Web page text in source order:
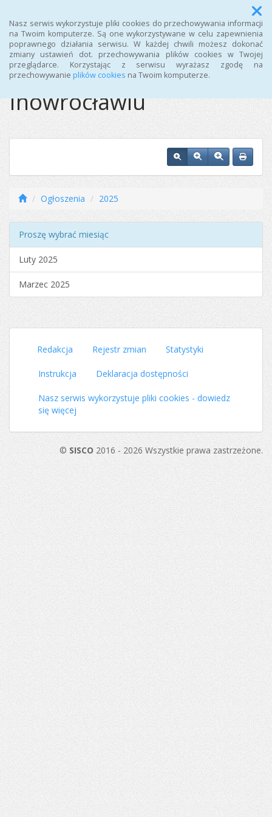
Nasz serwis wykorzystuje pliki cookies do przechowywania informacji
na Twoim komputerze. Są one wykorzystywane w celu zapewnienia
poprawnego działania serwisu. W każdej chwili możesz dokonać
zmiany ustawień dot. przechowywania plików cookies w Twojej
przeglądarce. Korzystając z serwisu wyrażasz zgodę na
przechowywanie plików cookies na Twoim komputerze.
Menu
Ośrodek Sportu i
Rekreacji w
Inowrocławiu
Ogłoszenia 2025
Proszę wybrać miesiąc
Luty 2025
Marzec 2025
Redakcja Rejestr zmian Statystyki
Instrukcja Deklaracja dostępności
Nasz serwis wykorzystuje pliki cookies - dowiedz
się więcej
© SISCO 2016 - 2026 Wszystkie prawa zastrzeżone.